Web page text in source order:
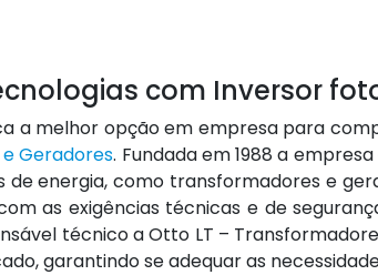
com Inversor
a melhor opção em empresa para
Geradores. Fundada em 1988 a
de energia, como transformadores e
as exigências técnicas e de
técnico a Otto LT –
garantindo se adequar as